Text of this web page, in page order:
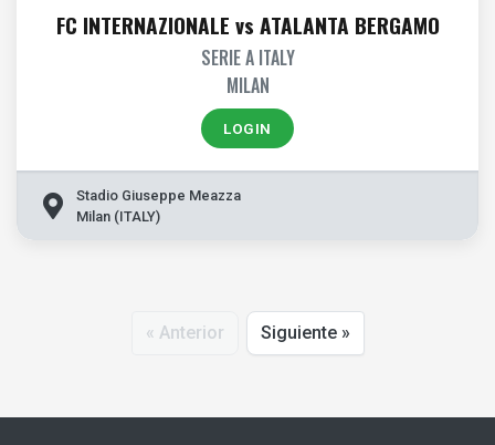
FC INTERNAZIONALE vs ATALANTA BERGAMO
SERIE A ITALY
MILAN
LOGIN
Stadio Giuseppe Meazza
Milan (ITALY)
« Anterior Siguiente »